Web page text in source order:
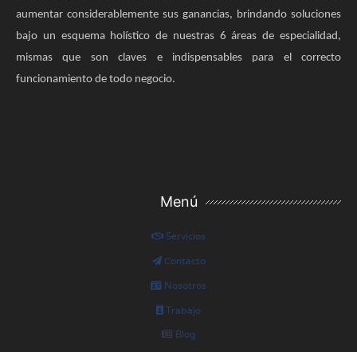
aumentar considerablemente sus ganancias, brindando soluciones
bajo un esquema holístico de nuestras 6 áreas de especialidad,
mismas que son claves e indispensables para el correcto
funcionamiento de todo negocio.
Menú
Servicios
Contacto
Nosotros
Trabajo
Blog